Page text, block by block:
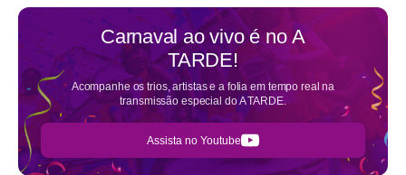
Carnaval ao vivo é noA
TARDE!
Acompanhe os trios, artistas e a folia em tempo real na
transmissão especial do A TARDE.
Assista no Youtube